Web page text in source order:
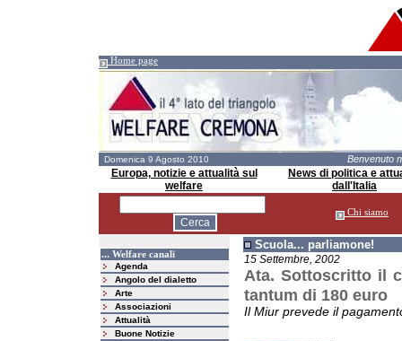
Home page
Domenica 9 Agosto 2010 Benvenuto
Europa, notizie e attualità sul
welfare
News di politica e
dall'Italia
Chi siamo
... Welfare canali
Agenda
Angolo del dialetto
Arte
Associazioni
Attualità
Buone Notizie
Scuola... parliamone!
15 Settembre, 2002
Ata. Sottoscritto il
tantum di 180 euro
Il Miur prevede il